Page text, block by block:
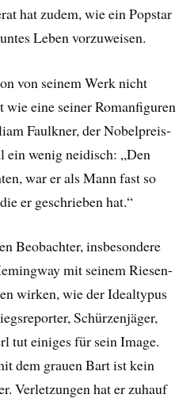
hat zudem, wie ein Popstar
Leben vorzuweisen.
von seinem Werk nicht
wie eine seiner Romanfiguren
Faulkner, der Nobelpreis-
ein wenig neidisch: „Den
war er als Mann fast so
er geschrieben hat.“
Beobachter, insbesondere
mit seinem Riesen-
wirken, wie der Idealtypus
Schürzenjäger,
tut einiges für sein Image.
dem grauen Bart ist kein
Verletzungen hat er zuhauf